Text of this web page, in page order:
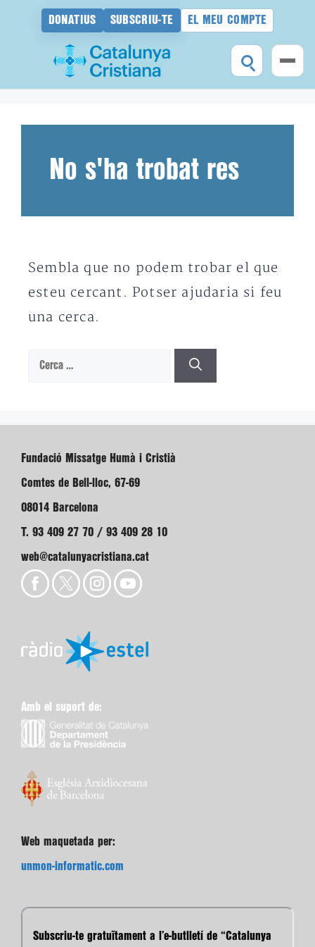
DONATIUS SUBSCRIU-TE EL MEU COMPTE
No s'ha trobat res
Sembla que no podem trobar el que
esteu cercant. Potser ajudaria si feu
una cerca.
Cerca:
Fundació Missatge Humà i Cristià
Comtes de Bell-lloc, 67-69
08014 Barcelona
T. 93 409 27 70 / 93 409 28 10
web@catalunyacristiana.cat
Amb el suport de:
Web maquetada per:
unmon-informatic.com
Subscriu-te gratuïtament a l’e-butlletí de “Catalunya